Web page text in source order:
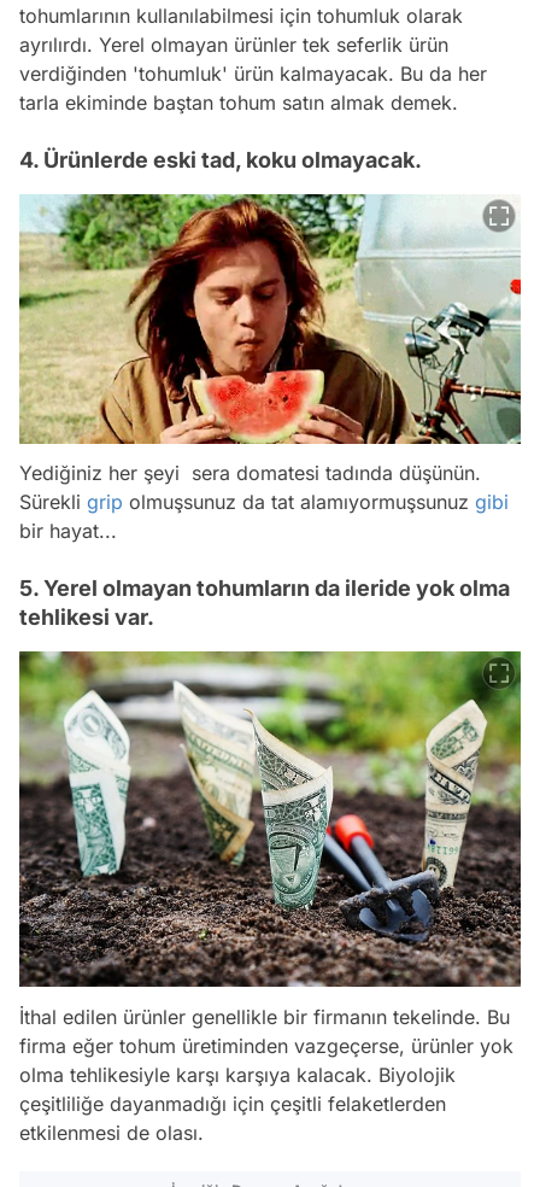
tohumlarının kullanılabilmesi için tohumluk olarak
ayrılırdı. Yerel olmayan ürünler tek seferlik ürün
verdiğinden 'tohumluk' ürün kalmayacak. Bu da her
tarla ekiminde baştan tohum satın almak demek.
4. Ürünlerde eski tad, koku olmayacak.
Yediğiniz her şeyi sera domatesi tadında düşünün.
Sürekli grip olmuşsunuz da tat alamıyormuşsunuz gibi
bir hayat...
5. Yerel olmayan tohumların da ileride yok olma
tehlikesi var.
İthal edilen ürünler genellikle bir firmanın tekelinde. Bu
firma eğer tohum üretiminden vazgeçerse, ürünler yok
olma tehlikesiyle karşı karşıya kalacak. Biyolojik
çeşitliliğe dayanmadığı için çeşitli felaketlerden
etkilenmesi de olası.